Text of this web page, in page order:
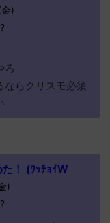
)
ろ
ならクリスモ必須
！ (ﾜｯﾁｮｲW
)